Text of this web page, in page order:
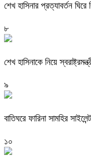
শেখ হাসিনার প্রত্যাবর্তন
৮
শেখ হাসিনাকে নিয়ে
৯
বাতিঘরে ফারিনা সামহির
১০